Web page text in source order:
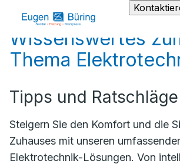
Wissenswertes
Thema
Tipps und Ratschläge
Steigern Sie den Komfort und die
Zuhauses mit unseren
Elektrotechnik-Lösungen. Von